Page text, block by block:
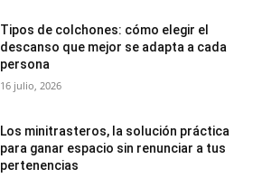
Tipos de colchones: cómo elegir el
descanso que mejor se adapta a cada
persona
16 julio, 2026
Los minitrasteros, la solución práctica
para ganar espacio sin renunciar a tus
pertenencias